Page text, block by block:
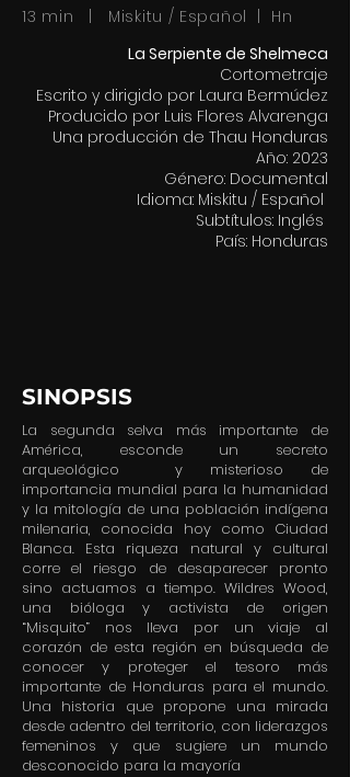
13 min | Miskitu / Español | Hn
La Serpiente de Shelmeca
Cortometraje
Escrito y dirigido por Laura Bermúdez
Producido por Luis Flores Alvarenga
Una producción de Thau Honduras
Año: 2023
Género: Documental
Idioma: Miskitu / Español
Subtítulos: Inglés
País: Honduras
SINOPSIS
La segunda selva más importante de
América, esconde un secreto
arqueológico y misterioso de
importancia mundial para la humanidad
y la mitología de una población indígena
milenaria, conocida hoy como Ciudad
Blanca. Esta riqueza natural y cultural
corre el riesgo de desaparecer pronto
sino actuamos a tiempo. Wildres Wood,
una bióloga y activista de origen
“Misquito” nos lleva por un viaje al
corazón de esta región en búsqueda de
conocer y proteger el tesoro más
importante de Honduras para el mundo.
Una historia que propone una mirada
desde adentro del territorio, con liderazgos
femeninos y que sugiere un mundo
desconocido para la mayoría